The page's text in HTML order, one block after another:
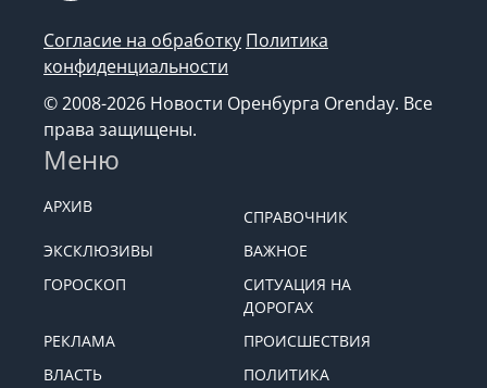
Согласие на обработку Политика
конфиденциальности
© 2008-2026 Новости Оренбурга Orenday. Все
права защищены.
Меню
АРХИВ
СПРАВОЧНИК
ЭКСКЛЮЗИВЫ
ВАЖНОЕ
ГОРОСКОП
СИТУАЦИЯ НА
ДОРОГАХ
РЕКЛАМА
ПРОИСШЕСТВИЯ
ВЛАСТЬ
ПОЛИТИКА